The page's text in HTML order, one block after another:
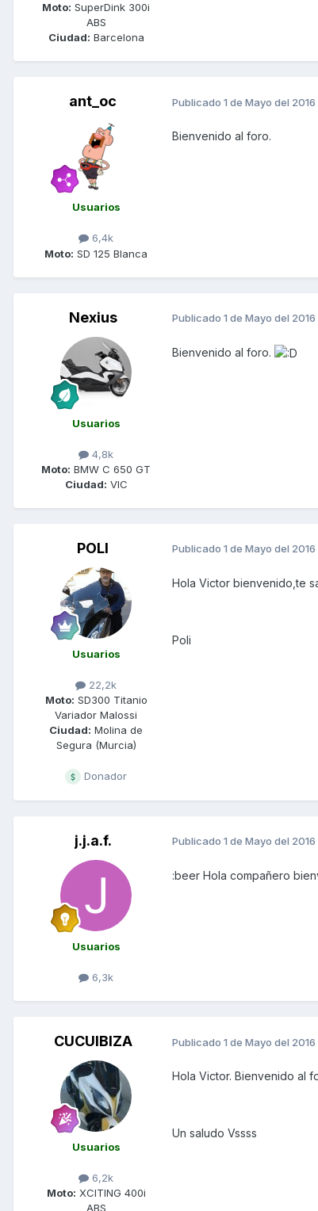
Moto: SuperDink 300i
ABS
Ciudad: Barcelona
ant_oc
Usuarios
6,4k
Moto: SD 125 Blanca
Publicado 1 de Mayo del 2016
Bienvenido al foro.
Nexius
Usuarios
4,8k
Moto: BMW C 650 GT
Ciudad: VIC
Publicado 1 de Mayo del 2016
Bienvenido al foro.
POLI
Usuarios
22,2k
Moto: SD300 Titanio
Variador Malossi
Ciudad: Molina de
Segura (Murcia)
Donador
Publicado 1 de Mayo del 2016
Hola Victor bienvenido,te
Poli
j.j.a.f.
Usuarios
6,3k
Publicado 1 de Mayo del 2016
:beer Hola compañero
CUCUIBIZA
Usuarios
6,2k
Moto: XCITING 400i
ABS
Publicado 1 de Mayo del 2016
Hola Victor. Bienvenido al
Un saludo Vssss